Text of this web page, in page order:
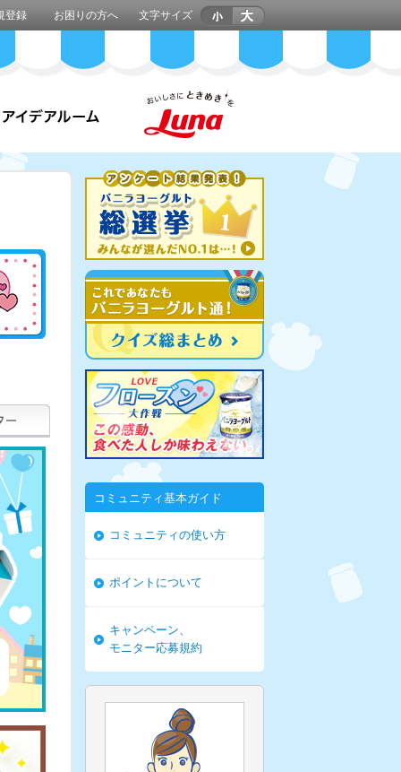
登録 お困りの方へ 文字サイズ
コミュニティ基本ガイド
コミュニティの使い方
ポイントについて
キャンペーン、
モニター応募規約